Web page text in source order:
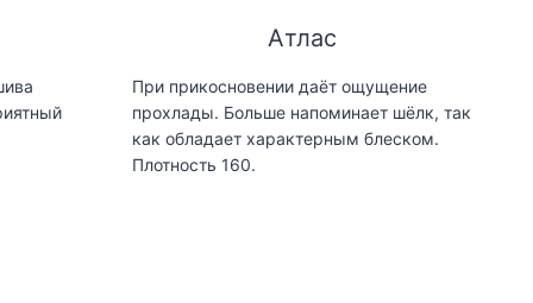
Атлас
При прикосновении даёт ощущение
прохлады. Больше напоминает шёлк, так
как обладает характерным блеском.
Плотность 160.